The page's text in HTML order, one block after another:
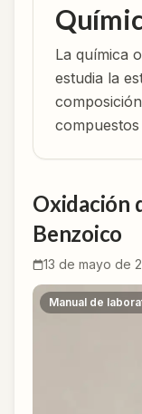
La química
estudia la
Oxidación
Benzoico
13 de mayo de
Manual de